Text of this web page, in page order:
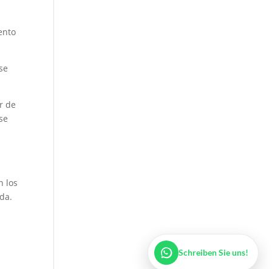
de
los
Schreiben Sie uns!